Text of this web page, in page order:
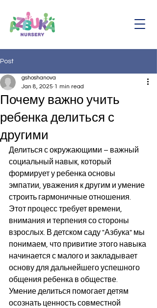
Post
Почему важно учить
ребенка делиться с
другими
gshoshanova
Jan 8, 2025 1 min read
Делиться с окружающими – важный
социальный навык, который
формирует у ребенка основы
эмпатии, уважения к другим и умение
строить гармоничные отношения.
Этот процесс требует времени,
внимания и терпения со стороны
взрослых. В детском саду "Азбука" мы
понимаем, что привитие этого навыка
начинается с малого и закладывает
основу для дальнейшего успешного
общения ребенка в обществе.
Умение делиться помогает детям
осознать ценность совместной